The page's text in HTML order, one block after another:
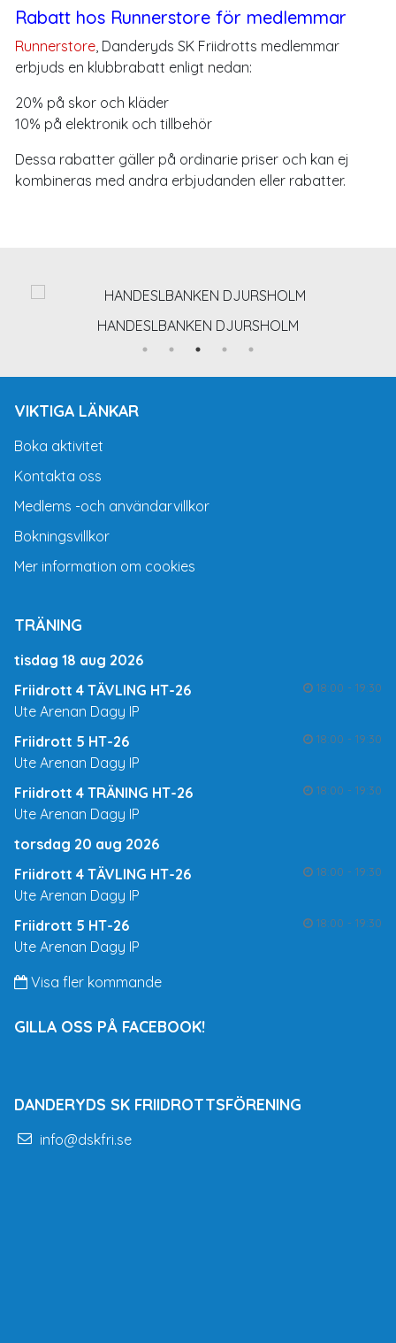
Rabatt hos Runnerstore för medlemmar
Runnerstore , Danderyds SK Friidrotts medlemmar
erbjuds en klubbrabatt enligt nedan:
20% på skor och kläder
10% på elektronik och tillbehör
Dessa rabatter gäller på ordinarie priser och kan ej
kombineras med andra erbjudanden eller rabatter.
HANDESLBANKEN DJURSHOLM
VIKTIGA LÄNKAR
Boka aktivitet
Kontakta oss
Medlems -och användarvillkor
Bokningsvillkor
Mer information om cookies
TRÄNING
tisdag 18 aug 2026
Friidrott 4 TÄVLING HT-26
18:00 - 19:30
Ute Arenan Dagy IP
Friidrott 5 HT-26
18:00 - 19:30
Ute Arenan Dagy IP
Friidrott 4 TRÄNING HT-26
18:00 - 19:30
Ute Arenan Dagy IP
torsdag 20 aug 2026
Friidrott 4 TÄVLING HT-26
18:00 - 19:30
Ute Arenan Dagy IP
Friidrott 5 HT-26
18:00 - 19:30
Ute Arenan Dagy IP
Visa fler kommande
GILLA OSS PÅ FACEBOOK!
DANDERYDS SK FRIIDROTTSFÖRENING
info@dskfri.se